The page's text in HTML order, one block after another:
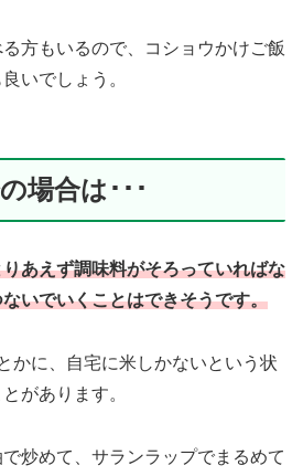
方もいるので、コショウかけご飯
いでしょう。
場合は･･･
あえず調味料がそろっていればな
いでいくことはできそうです。
かに、自宅に米しかないという状
があります。
炒めて、サランラップでまるめて